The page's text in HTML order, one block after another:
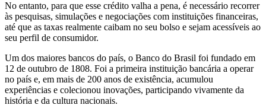
No entanto, para que esse crédito valha a pena, é necessário recorrer
às pesquisas, simulações e negociações com instituições financeiras,
até que as taxas realmente caibam no seu bolso e sejam acessíveis ao
seu perfil de consumidor.
Um dos maiores bancos do país, o Banco do Brasil foi fundado em
12 de outubro de 1808. Foi a primeira instituição bancária a operar
no país e, em mais de 200 anos de existência, acumulou
experiências e colecionou inovações, participando vivamente da
história e da cultura nacionais.